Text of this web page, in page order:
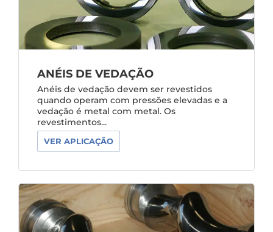
ANÉIS DE VEDAÇÃO
Anéis de vedação devem ser revestidos
quando operam com pressões elevadas e a
vedação é metal com metal. Os
revestimentos...
VER APLICAÇÃO